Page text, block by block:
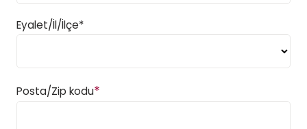
Eyalet/İl/İlçe*
Posta/Zip kodu*